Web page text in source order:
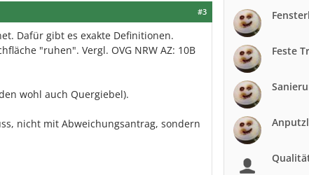
#3
Dafür gibt es exakte Definitionen.
"ruhen". Vergl. OVG NRW AZ: 10B
wohl auch Quergiebel).
nicht mit Abweichungsantrag, sondern
Feste